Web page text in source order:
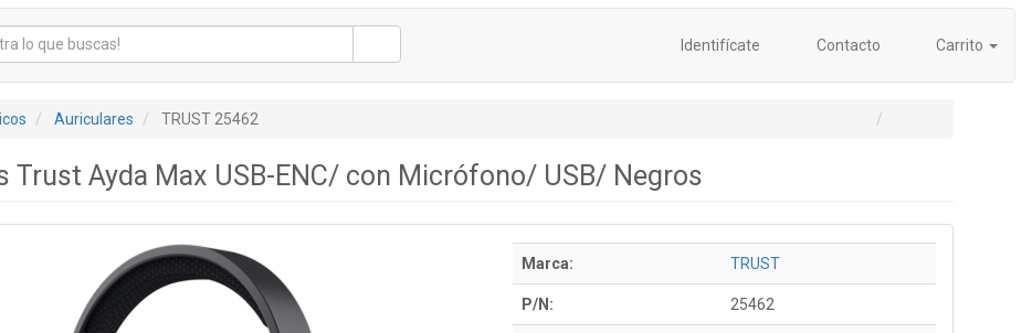
Identifícate Contacto Carrito
Auriculares TRUST 25462
Trust Ayda Max USB-ENC/ con Micrófono/ USB/ Negros
Marca: TRUST
P/N: 25462